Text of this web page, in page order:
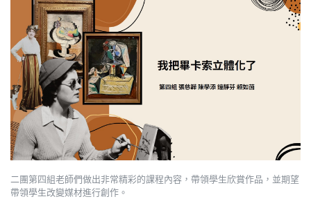
二團第四組老師們做出非常精彩的課程內容，帶領學生欣賞作品，並期望
帶領學生改變媒材進行創作。